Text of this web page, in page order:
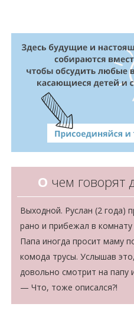
О чем говорят
Выходной. Руслан (2 года)
рано и прибежал в комнату
Папа иногда просит маму
комода трусы. Услышав
довольно смотрит на папу
— Что, тоже описался?!